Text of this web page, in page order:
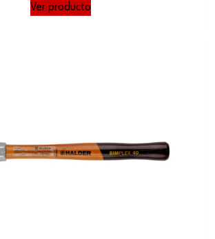
Ver producto